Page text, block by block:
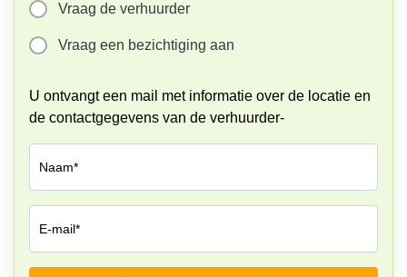
Coworking
space
Leiden
space
Maastricht
Coworking
space
Coworking
space
Vraag de verhuurder
Vraag een bezichtiging aan
U ontvangt een mail met informatie over de locatie en
de contactgegevens van de verhuurder-
Naam*
E-mail*